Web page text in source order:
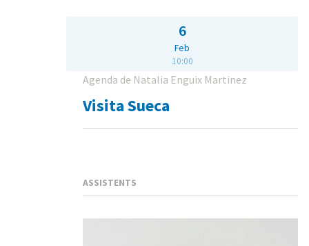
6
Feb
10:00
Agenda de Natalia Enguix Martinez
Visita Sueca
ASSISTENTS